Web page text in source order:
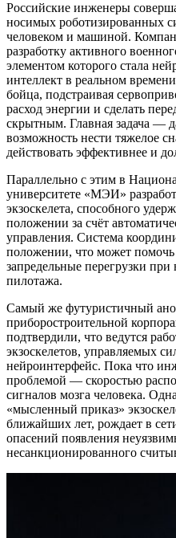
Российские инженеры
носимых роботизированных
человеком и машиной.
разработку активного
элементом которого стала
интеллект в реальном
бойца, подстраивая
расход энергии и сделать
скрытным. Главная задача —
возможность нести тяжелое
действовать эффективнее и
Параллельно с этим в
университете «МЭИ»
экзоскелета, способного
положении за счёт
управления. Система
положении, что может помочь
запредельные перегрузки
пилотажа.
Самый же футуристичный
приборостроительной
подтвердили, что ведутся
экзоскелетов, управляемых
нейроинтерфейс. Пока что
проблемой — скоростью
сигналов мозга человека.
«мысленный приказ»
ближайших лет, рождает в
опасений появления
несанкционированного